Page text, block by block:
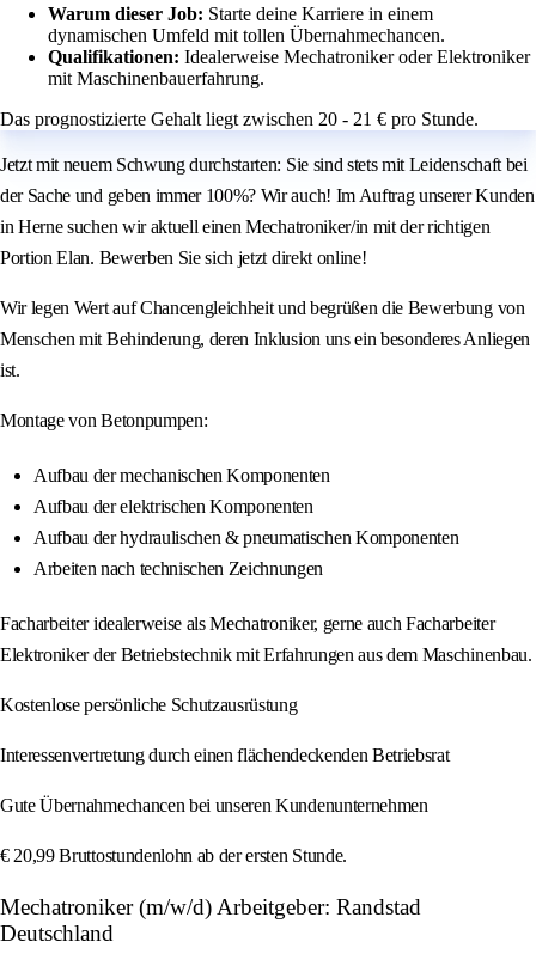
Warum dieser Job: Starte deine Karriere in einem
dynamischen Umfeld mit tollen Übernahmechancen.
Qualifikationen: Idealerweise Mechatroniker oder Elektroniker
mit Maschinenbauerfahrung.
Das prognostizierte Gehalt liegt zwischen 20 - 21 € pro Stunde.
Jetzt mit neuem Schwung durchstarten: Sie sind stets mit Leidenschaft bei
der Sache und geben immer 100%? Wir auch! Im Auftrag unserer Kunden
in Herne suchen wir aktuell einen Mechatroniker/in mit der richtigen
Portion Elan. Bewerben Sie sich jetzt direkt online!
Wir legen Wert auf Chancengleichheit und begrüßen die Bewerbung von
Menschen mit Behinderung, deren Inklusion uns ein besonderes Anliegen
ist.
Montage von Betonpumpen:
Aufbau der mechanischen Komponenten
Aufbau der elektrischen Komponenten
Aufbau der hydraulischen & pneumatischen Komponenten
Arbeiten nach technischen Zeichnungen
Facharbeiter idealerweise als Mechatroniker, gerne auch Facharbeiter
Elektroniker der Betriebstechnik mit Erfahrungen aus dem Maschinenbau.
Kostenlose persönliche Schutzausrüstung
Interessenvertretung durch einen flächendeckenden Betriebsrat
Gute Übernahmechancen bei unseren Kundenunternehmen
€ 20,99 Bruttostundenlohn ab der ersten Stunde.
Mechatroniker (m/w/d) Arbeitgeber: Randstad
Deutschland